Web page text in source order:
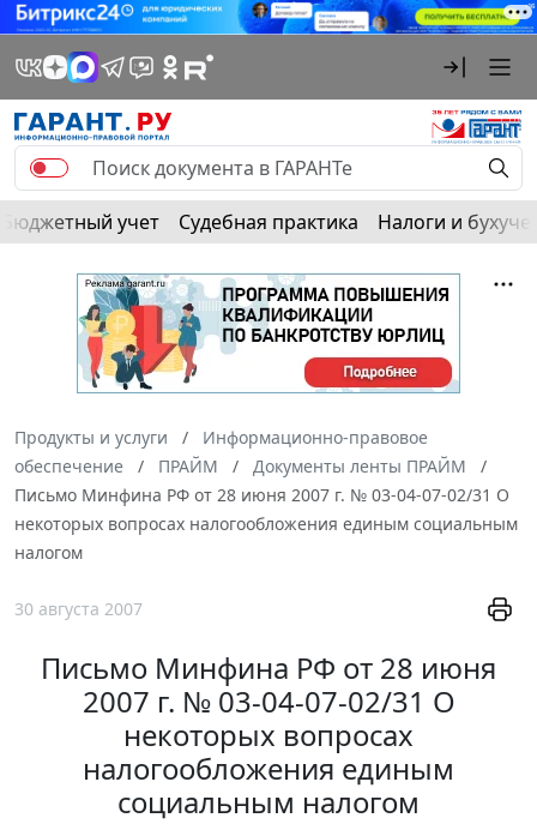
Бюджетный учет Судебная практика Налоги и
Продукты и услуги
Информационно-правовое
обеспечение
ПРАЙМ
Документы ленты ПРАЙМ
Письмо Минфина РФ от 28 июня 2007 г. № 03-04-07-02/31 О
некоторых вопросах налогообложения единым социальным
налогом
30 августа 2007
Письмо Минфина РФ от 28 июня
2007 г. № 03-04-07-02/31 О
некоторых вопросах
налогообложения единым
социальным налогом